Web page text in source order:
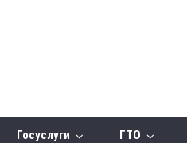
Госуслуги ГТО